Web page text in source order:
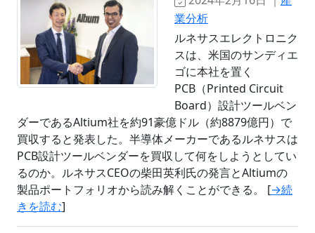
業分析
ルネサスエレクトロニク
スは、米国のサンディエ
ゴに本社を置く
PCB（Printed Circuit
Board）設計ツールベン
ダーであるAltium社を約91豪億ドル（約8879億円）で
買収すると発表した。半導体メーカーであるルネサスは
PCB設計ツールベンダーを買収して何をしようとしてい
るのか。ルネサスCEOの柴田英利氏の発言とAltiumの
製品ポートフォリオから読み解くことができる。 [→続
きを読む]